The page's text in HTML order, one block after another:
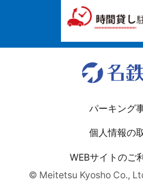
パーキング
個人情報の
WEBサイトのご
© Meitetsu Kyosho Co.,